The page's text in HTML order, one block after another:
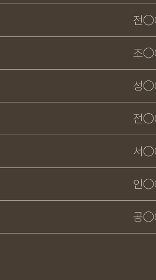
전
조
성
전
서
인
공